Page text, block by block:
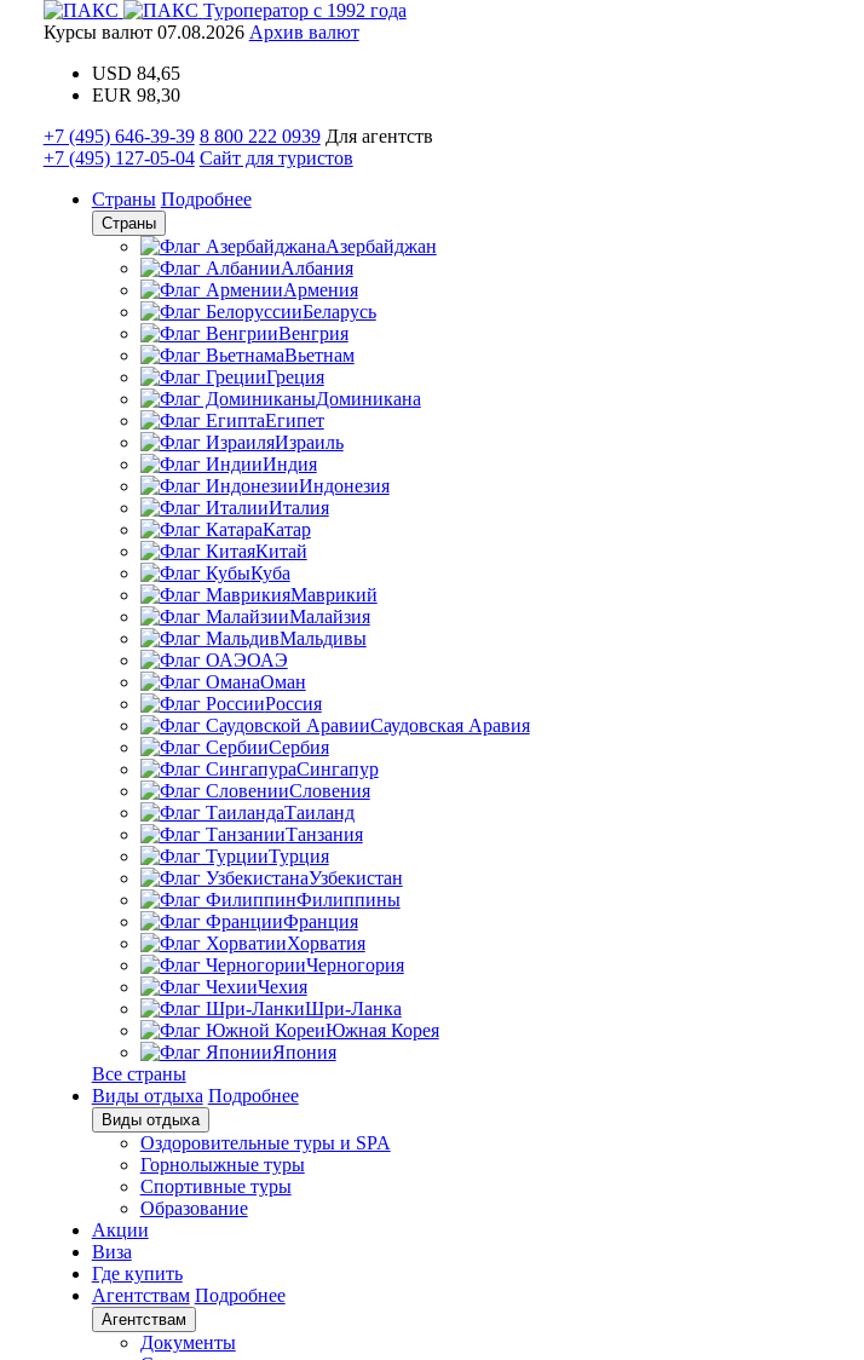
Туроператор с 1992 года
Курсы валют 07.08.2026 Архив валют
USD 84,65
EUR 98,30
+7 (495) 646-39-39 8 800 222 0939 Для агентств
+7 (495) 127-05-04 Сайт для туристов
Страны Подробнее
Страны
Азербайджан
Албания
Армения
Беларусь
Венгрия
Вьетнам
Греция
Доминикана
Египет
Израиль
Индия
Индонезия
Италия
Катар
Китай
Куба
Маврикий
Малайзия
Мальдивы
ОАЭ
Оман
Россия
Саудовская Аравия
Сербия
Сингапур
Словения
Таиланд
Танзания
Турция
Узбекистан
Филиппины
Франция
Хорватия
Черногория
Чехия
Шри-Ланка
Южная Корея
Япония
Все страны
Виды отдыха Подробнее
Виды отдыха
Оздоровительные туры и SPA
Горнолыжные туры
Спортивные туры
Образование
Акции
Виза
Где купить
Агентствам Подробнее
Агентствам
Документы